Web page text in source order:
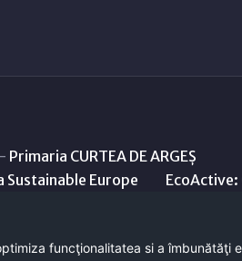
Primaria CURTEA DE ARGEȘ
Sustainable Europe
funcţionalitatea si a îmbunătăţi